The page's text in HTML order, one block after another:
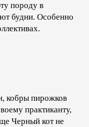
породу в
будни. Особенно
кобры пирожков
практиканту,
Черный кот не